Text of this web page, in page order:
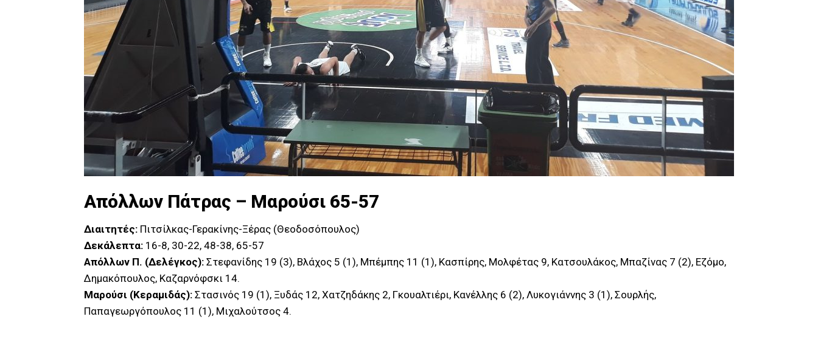
Απόλλων Πάτρας – Μαρούσι 65-57
Διαιτητές: Πιτσίλκας-Γερακίνης-Ξέρας (Θεοδοσόπουλος)
Δεκάλεπτα: 16-8, 30-22, 48-38, 65-57
Απόλλων Π. (Δελέγκος): Στεφανίδης 19 (3), Βλάχος 5 (1), Μπέμπης 11 (1), Κασπίρης, Μολφέτας 9, Κατσουλάκος, Μπαζίνας 7 (2), Εζόμο,
Δημακόπουλος, Καζαρνόφσκι 14.
Μαρούσι (Κεραμιδάς): Στασινός 19 (1), Ξυδάς 12, Χατζηδάκης 2, Γκουαλτιέρι, Κανέλλης 6 (2), Λυκογιάννης 3 (1), Σουρλής,
Παπαγεωργόπουλος 11 (1), Μιχαλούτσος 4.